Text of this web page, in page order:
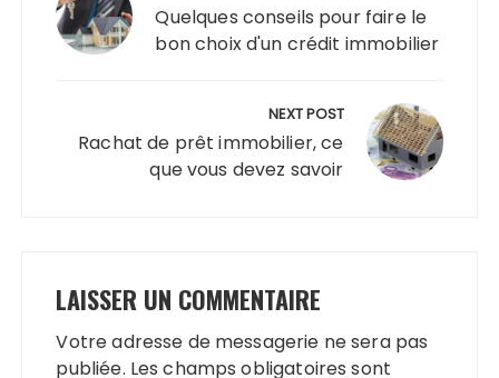
l’article
Quelques conseils pour faire le
bon choix d'un crédit immobilier
NEXT POST
Rachat de prêt immobilier, ce
que vous devez savoir
LAISSER UN COMMENTAIRE
Votre adresse de messagerie ne sera pas
publiée. Les champs obligatoires sont